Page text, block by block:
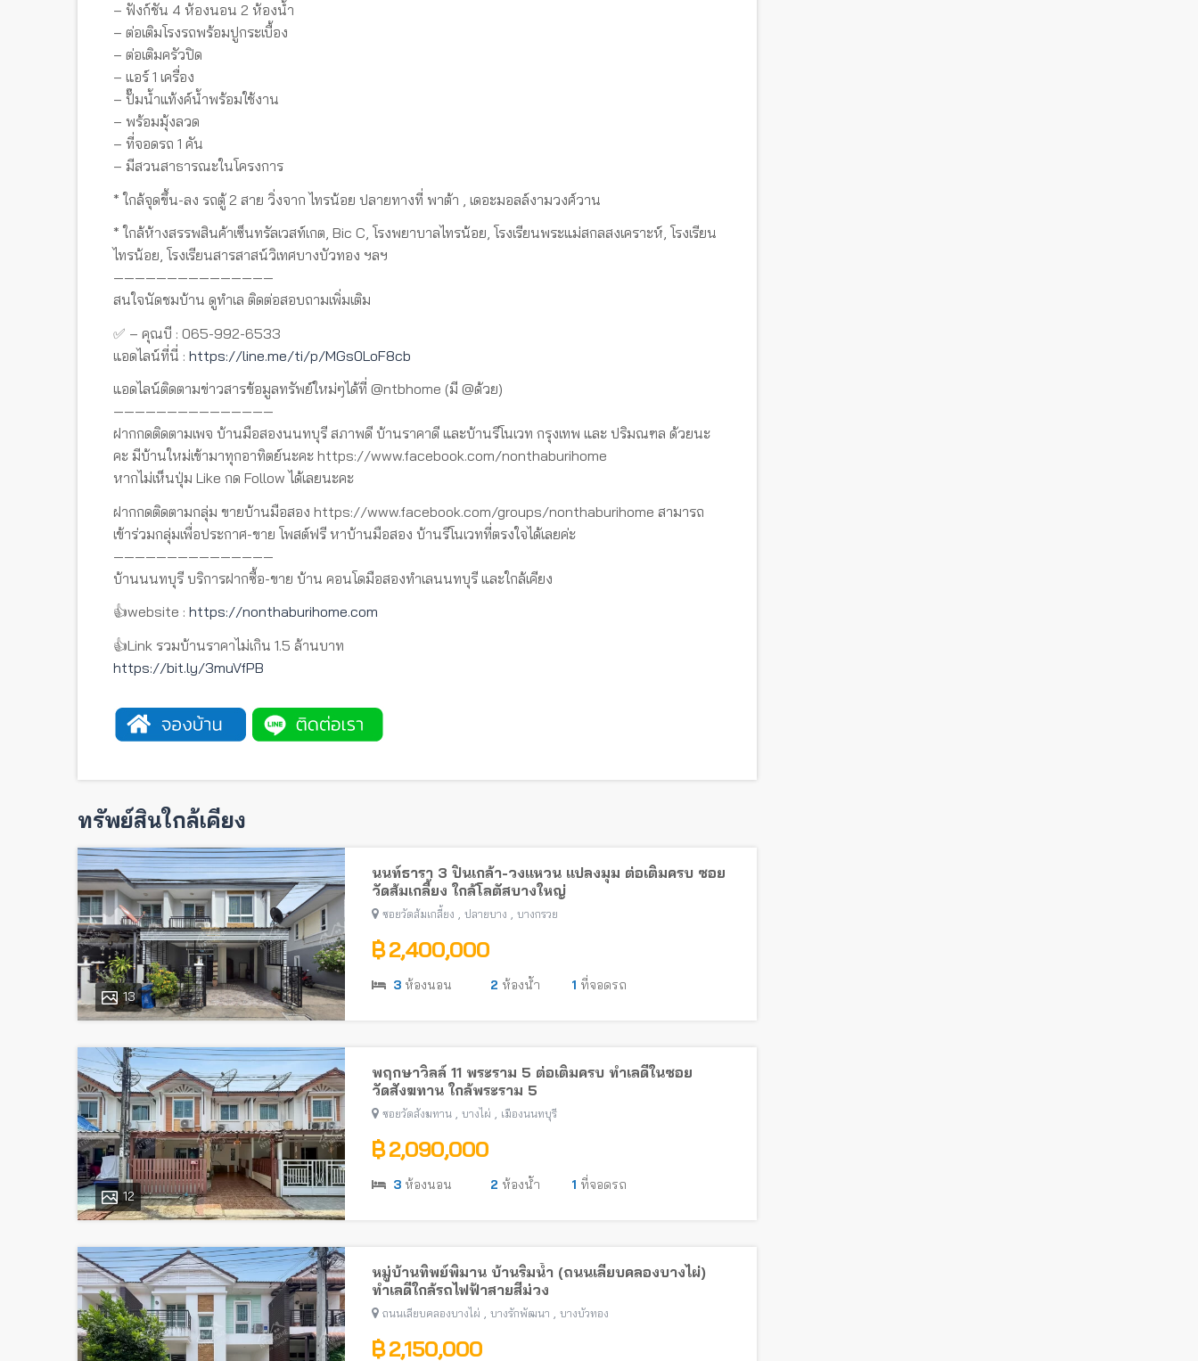
– ฟังก์ชัน 4 ห้องนอน 2 ห้องน้ำ
– ต่อเติมโรงรถพร้อมปูกระเบื้อง
– ต่อเติมครัวปิด
– แอร์ 1 เครื่อง
– ปั๊มน้ำแท้งค์น้ำพร้อมใช้งาน
– พร้อมมุ้งลวด
– ที่จอดรถ 1 คัน
– มีสวนสาธารณะในโครงการ
* ใกล้จุดขึ้น-ลง รถตู้ 2 สาย วิ่งจาก ไทรน้อย ปลายทางที่ พาต้า , เดอะมอลล์งามวงศ์วาน
* ใกล้ห้างสรรพสินค้าเซ็นทรัลเวสท์เกต, Bic C, โรงพยาบาลไทรน้อย, โรงเรียนพระแม่สกลสงเคราะห์, โรงเรียน
ไทรน้อย, โรงเรียนสารสาสน์วิเทศบางบัวทอง ฯลฯ
———————————————
สนใจนัดชมบ้าน ดูทำเล ติดต่อสอบถามเพิ่มเติม
✅ – คุณบี : 065-992-6533
แอดไลน์ที่นี่ : https://line.me/ti/p/MGs0LoF8cb
แอดไลน์ติดตามข่าวสารข้อมูลทรัพย์ใหม่ๆได้ที่ @ntbhome (มี @ด้วย)
———————————————
ฝากกดติดตามเพจ บ้านมือสองนนทบุรี สภาพดี บ้านราคาดี และบ้านรีโนเวท กรุงเทพ และ ปริมณฑล ด้วยนะ
คะ มีบ้านใหม่เข้ามาทุกอาทิตย์นะคะ https://www.facebook.com/nonthaburihome
หากไม่เห็นปุ่ม Like กด Follow ได้เลยนะคะ
ฝากกดติดตามกลุ่ม ขายบ้านมือสอง https://www.facebook.com/groups/nonthaburihome สามารถ
เข้าร่วมกลุ่มเพื่อประกาศ-ขาย โพสต์ฟรี หาบ้านมือสอง บ้านรีโนเวทที่ตรงใจได้เลยค่ะ
———————————————
บ้านนนทบุรี บริการฝากซื้อ-ขาย บ้าน คอนโดมือสองทำเลนนทบุรี และใกล้เคียง
👍website : https://nonthaburihome.com
👍Link รวมบ้านราคาไม่เกิน 1.5 ล้านบาท
https://bit.ly/3muVfPB
ทรัพย์สินใกล้เคียง
13
นนท์ธารา 3 ปิ่นเกล้า-วงแหวน แปลงมุม ต่อเติมครบ ซอย
วัดส้มเกลี้ยง ใกล้โลตัสบางใหญ่
ซอยวัดส้มเกลี้ยง , ปลายบาง , บางกรวย
฿ 2,400,000
3 ห้องนอน 2 ห้องน้ำ 1 ที่จอดรถ
12
พฤกษาวิลล์ 11 พระราม 5 ต่อเติมครบ ทำเลดีในซอย
วัดสังฆทาน ใกล้พระราม 5
ซอยวัดสังฆทาน , บางไผ่ , เมืองนนทบุรี
฿ 2,090,000
3 ห้องนอน 2 ห้องน้ำ 1 ที่จอดรถ
หมู่บ้านทิพย์พิมาน บ้านริมน้ำ (ถนนเลียบคลองบางไผ่)
ทำเลดีใกล้รถไฟฟ้าสายสีม่วง
ถนนเลียบคลองบางไผ่ บางรักพัฒนา บางบัวทอง
฿ 2,150,000